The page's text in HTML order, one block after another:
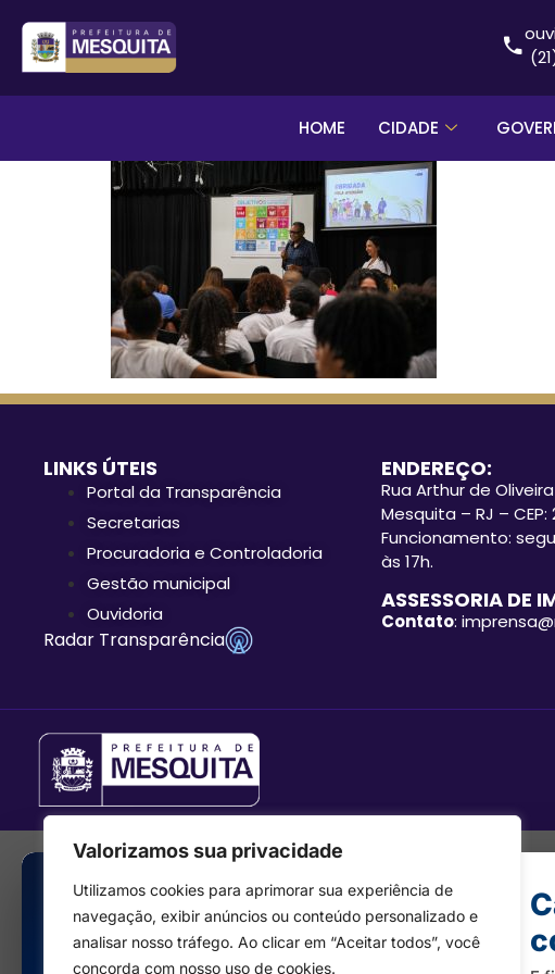
Valorizamos sua privacidade
Utilizamos cookies para aprimorar sua experiência de
navegação, exibir anúncios ou conteúdo personalizado e
analisar nosso tráfego. Ao clicar em “Aceitar todos”, você
concorda com nosso uso de cookies.
HOME CIDADE
LINKS ÚTEIS
Portal da Transparência
Secretarias
Procuradoria e Controladoria
Gestão municipal
Ouvidoria
Radar Transparência
ENDEREÇO:
Rua Arthur de
Mesquita – RJ –
Funcionamento:
às 17h.
ASSESSORIA DE
Contato: